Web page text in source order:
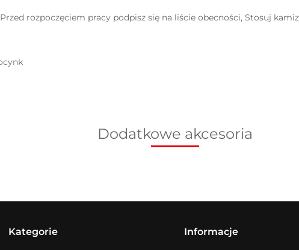
rozpoczęciem pracy podpisz się na liście obecności, Stosuj
Dodatkowe akcesoria
Kategorie Informacje